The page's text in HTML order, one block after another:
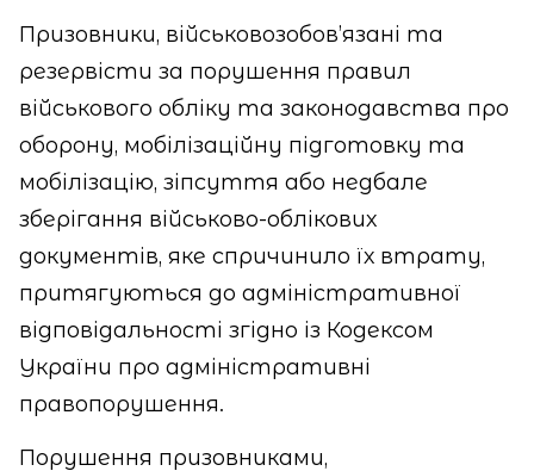
Призовники, військовозобов’язані та
резервісти за порушення правил
військового обліку та законодавства про
оборону, мобілізаційну підготовку та
мобілізацію, зіпсуття або недбале
зберігання військово-облікових
документів, яке спричинило їх втрату,
притягуються до адміністративної
відповідальності згідно із Кодексом
України про адміністративні
правопорушення.
Порушення призовниками,